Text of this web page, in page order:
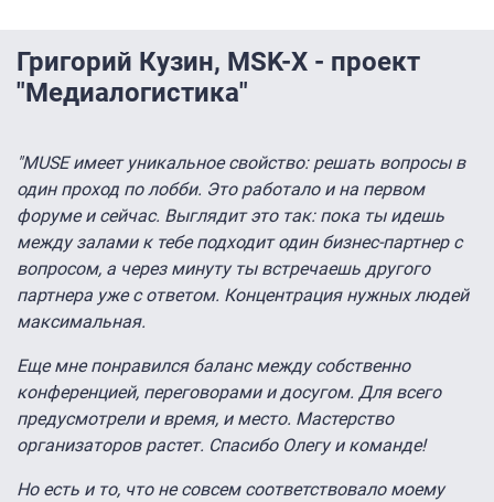
Григорий Кузин, MSK-X - проект
"Медиалогистика"
"MUSE имеет уникальное свойство: решать вопросы в
один проход по лобби. Это работало и на первом
форуме и сейчас. Выглядит это так: пока ты идешь
между залами к тебе подходит один бизнес-партнер с
вопросом, а через минуту ты встречаешь другого
партнера уже с ответом. Концентрация нужных людей
максимальная.
Еще мне понравился баланс между собственно
конференцией, переговорами и досугом. Для всего
предусмотрели и время, и место. Мастерство
организаторов растет. Спасибо Олегу и команде!
Но есть и то, что не совсем соответствовало моему